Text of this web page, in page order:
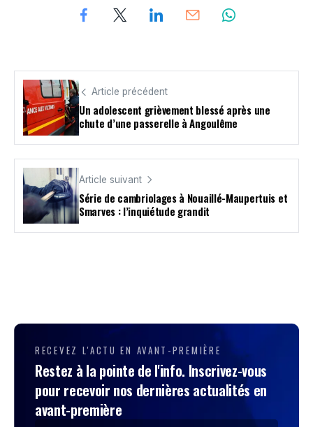
Article précédent
Un adolescent grièvement blessé après une
chute d’une passerelle à Angoulême
Article suivant
Série de cambriolages à Nouaillé-Maupertuis et
Smarves : l’inquiétude grandit
RECEVEZ L'ACTU EN AVANT-PREMIÈRE
Restez à la pointe de l'info. Inscrivez-vous
pour recevoir nos dernières actualités en
avant-première